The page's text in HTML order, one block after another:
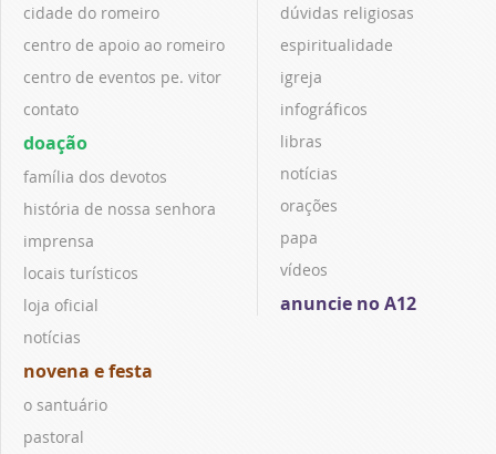
cidade do romeiro
centro de apoio ao romeiro
centro de eventos pe. vitor
contato
doação
família dos devotos
história de nossa senhora
imprensa
locais turísticos
loja oficial
notícias
novena e festa
o santuário
pastoral
dúvidas religiosas
espiritualidade
igreja
infográficos
libras
notícias
orações
papa
vídeos
anuncie no A12